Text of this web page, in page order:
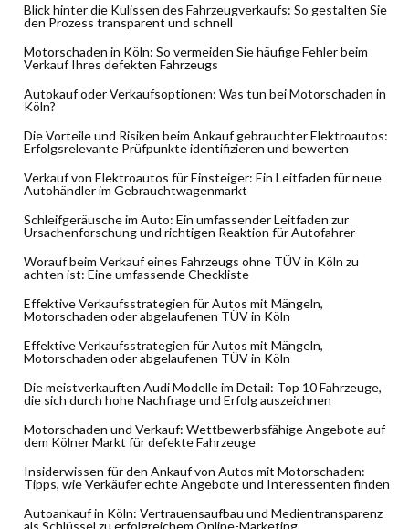
Blick hinter die Kulissen des Fahrzeugverkaufs: So gestalten Sie
den Prozess transparent und schnell
Motorschaden in Köln: So vermeiden Sie häufige Fehler beim
Verkauf Ihres defekten Fahrzeugs
Autokauf oder Verkaufsoptionen: Was tun bei Motorschaden in
Köln?
Die Vorteile und Risiken beim Ankauf gebrauchter Elektroautos:
Erfolgsrelevante Prüfpunkte identifizieren und bewerten
Verkauf von Elektroautos für Einsteiger: Ein Leitfaden für neue
Autohändler im Gebrauchtwagenmarkt
Schleifgeräusche im Auto: Ein umfassender Leitfaden zur
Ursachenforschung und richtigen Reaktion für Autofahrer
Worauf beim Verkauf eines Fahrzeugs ohne TÜV in Köln zu
achten ist: Eine umfassende Checkliste
Effektive Verkaufsstrategien für Autos mit Mängeln,
Motorschaden oder abgelaufenen TÜV in Köln
Effektive Verkaufsstrategien für Autos mit Mängeln,
Motorschaden oder abgelaufenen TÜV in Köln
Die meistverkauften Audi Modelle im Detail: Top 10 Fahrzeuge,
die sich durch hohe Nachfrage und Erfolg auszeichnen
Motorschaden und Verkauf: Wettbewerbsfähige Angebote auf
dem Kölner Markt für defekte Fahrzeuge
Insiderwissen für den Ankauf von Autos mit Motorschaden:
Tipps, wie Verkäufer echte Angebote und Interessenten finden
Autoankauf in Köln: Vertrauensaufbau und Medientransparenz
als Schlüssel zu erfolgreichem Online-Marketing